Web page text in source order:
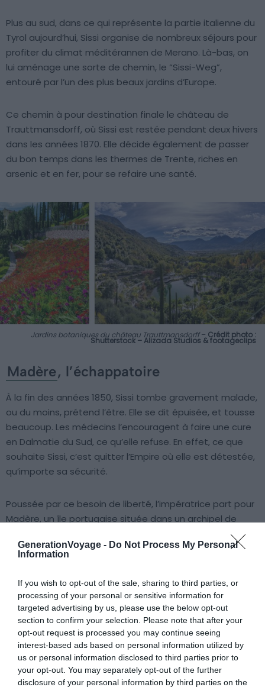
GenerationVoyage - Do Not Process My Personal
Information
If you wish to opt-out of the sale, sharing to third parties, or
processing of your personal or sensitive information for
targeted advertising by us, please use the below opt-out
section to confirm your selection. Please note that after your
opt-out request is processed you may continue seeing
interest-based ads based on personal information utilized by
us or personal information disclosed to third parties prior to
your opt-out. You may separately opt-out of the further
disclosure of your personal information by third parties on the
Plus au sud, dans ce qui représente la partie italienne du
Tyrol aujourd’hui, Sissi organise de nombreux séjours pour
profiter du climat méditérannen de Merano. Là-bas, on
lui aménage une sorte de chemin, le “Sissi-Weg”,
entouré par l’un des plus beaux jardins d’Europe.
Ce chemin à pour destination finale le château de
Trauttmansdorff, où Sissi est restée pendant deux hivers
dans les années 1870. Elle décide également de passer
du bon temps dans les thermes de Trente, riches en
arsenic et en fer, pour se refaire une santé.
Jardins botaniques du château Trauttmansdorff– Crédit photo :
Shutterstock – Alizada Studios & footageclips
Madère, l’échappatoire
À la fin des années 1850, Sissi tombe gravement malade,
ou du moins, prétend l’être. Elle se dit épuisée, et tousse
beaucoup. Les médecins l’encouragent à faire une cure
en Dalmatie du Sud, ce qu’elle refuse. En effet, ce que
souhaite Sissi, c’est quitter l’Empire où elle est détestée,
qu’importe sa sécurité.
Poussée par ce besoin de liberté, l’impératrice part pour
Madère, un île portugaise située dans un archipel de
l’océan Atlantique, au large de la côte nord-ouest de
l’Afrique. La reine d’Angleterre, Queen Victoria, lui prête un